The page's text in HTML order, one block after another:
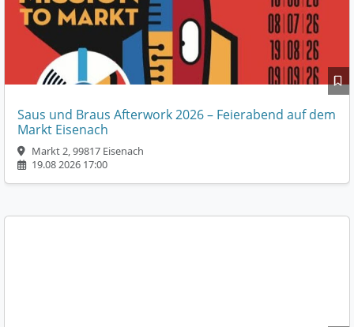
Saus und Braus Afterwork 2026 – Feierabend auf dem
Markt Eisenach
Markt 2, 99817 Eisenach
19.08 2026 17:00